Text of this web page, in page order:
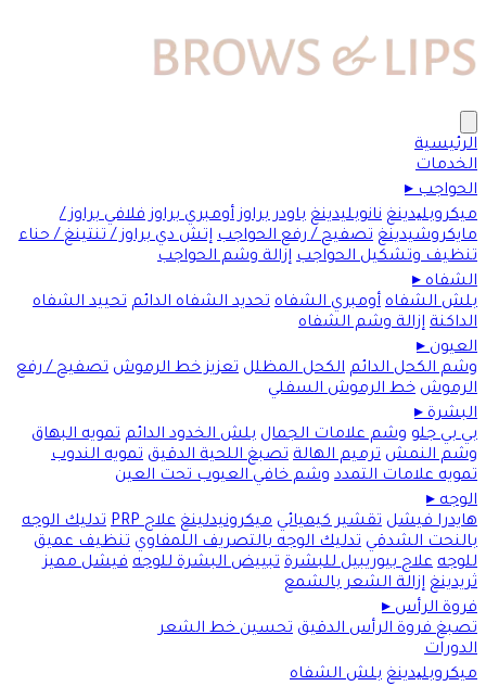
الرئيسية
الخدمات
الحواجب▸
ميكروبلیدينغ نانوبليدينغ باودر براوز أومبري براوز فلافي براوز /
مايكروشيدينغ تصفيح / رفع الحواجب إتش دي براوز / تنتينغ / حناء
تنظيف وتشكيل الحواجب إزالة وشم الحواجب
الشفاه▸
بلش الشفاه أومبري الشفاه تحديد الشفاه الدائم تحييد الشفاه
الداكنة إزالة وشم الشفاه
العيون▸
وشم الكحل الدائم الكحل المظلل تعزيز خط الرموش تصفيح / رفع
الرموش خط الرموش السفلي
البشرة▸
بي بي جلو وشم علامات الجمال بلش الخدود الدائم تمويه البهاق
وشم النمش ترميم الهالة تصبغ اللحية الدقيق تمويه الندوب
تمويه علامات التمدد وشم خافي العيوب تحت العين
الوجه▸
هايدرا فيشل تقشير كيميائي ميكرونيدلينغ علاج PRP
تدليك الوجه
بالنحت الشدقي تدليك الوجه بالتصريف اللمفاوي تنظيف عميق
للوجه علاج بيوريبيل للبشرة تبييض البشرة للوجه فيشل مميز
ثريدينغ إزالة الشعر بالشمع
فروة الرأس▸
تصبغ فروة الرأس الدقيق تحسين خط الشعر
الدورات
ميكروبلیدينغ بلش الشفاه